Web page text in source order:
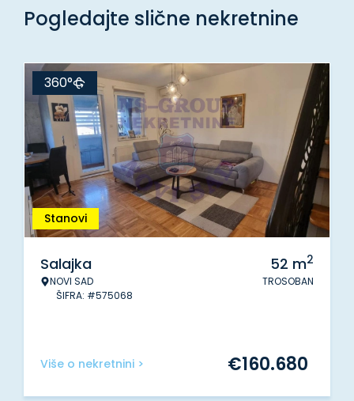
Pogledajte slične nekretnine
Stanovi
360°
Salajka
NOVI SAD
ŠIFRA: #575068
52 m2
TROSOBAN
Više o nekretnini > €160.680